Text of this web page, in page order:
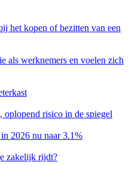
het kopen of bezitten van een
als werknemers en voelen zich
oplopend risico in de spiegel
2026 nu naar 3.1%
zakelijk rijdt?